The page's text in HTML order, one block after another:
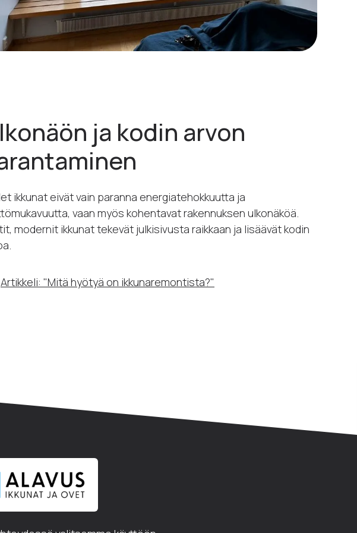
ja kodin arvon
ikkunat eivät vain paranna energiatehokkuutta ja
vaan myös kohentavat rakennuksen ulkonäköä.
modernit ikkunat tekevät julkisivusta raikkaan ja lisäävät kodin
Artikkeli: "Mitä hyötyä on ikkunaremontista?"